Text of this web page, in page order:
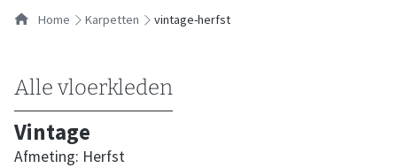
Home karpetten vintage-herfst
Alle vloerkleden
Vintage
Afmeting: Herfst